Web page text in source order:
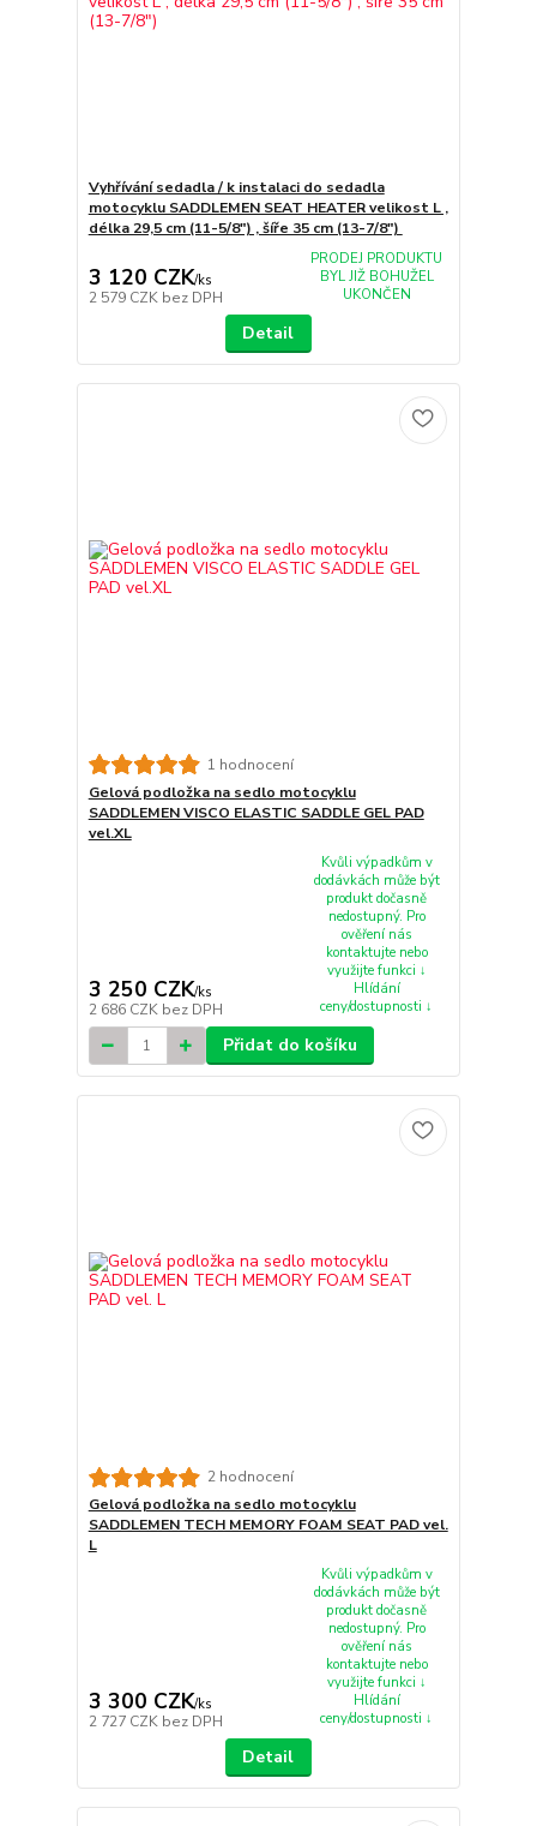
Vyhřívání sedadla / k instalaci do sedadla
motocyklu SADDLEMEN SEAT HEATER velikost L ,
délka 29,5 cm (11-5/8") , šíře 35 cm (13-7/8")
3 120 CZK/ks
2 579 CZK bez DPH
PRODEJ PRODUKTU
BYL JIŽ BOHUŽEL
UKONČEN
Detail
1 hodnocení
Gelová podložka na sedlo motocyklu
SADDLEMEN VISCO ELASTIC SADDLE GEL PAD
vel.XL
3 250 CZK/ks
2 686 CZK bez DPH
Kvůli výpadkům v
dodávkách může být
produkt dočasně
nedostupný. Pro
ověření nás
kontaktujte nebo
využijte funkci ↓
Hlídání
ceny/dostupnosti ↓
Přidat do košíku
2 hodnocení
Gelová podložka na sedlo motocyklu
SADDLEMEN TECH MEMORY FOAM SEAT PAD vel.
L
3 300 CZK/ks
2 727 CZK bez DPH
Kvůli výpadkům v
dodávkách může být
produkt dočasně
nedostupný. Pro
ověření nás
kontaktujte nebo
využijte funkci ↓
Hlídání
ceny/dostupnosti ↓
Detail